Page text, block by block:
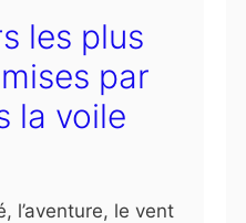
les plus
par
la voile
l’aventure, le vent